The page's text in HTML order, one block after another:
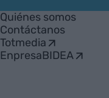
Empresa
Quiénes somos
Contáctanos
Totmedia
EnpresaBIDEA